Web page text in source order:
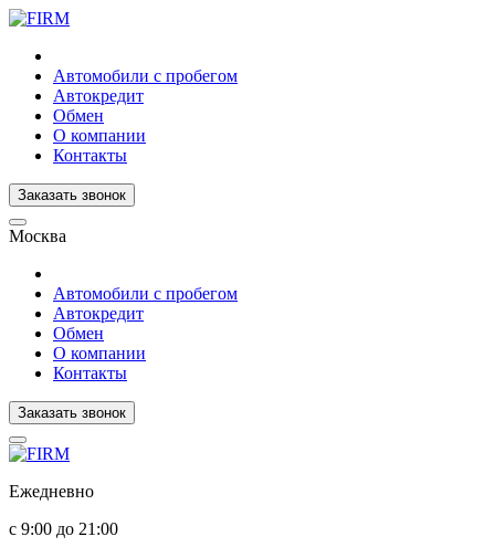
Автомобили с пробегом
Автокредит
Обмен
О компании
Контакты
Заказать звонок
Москва
Автомобили с пробегом
Автокредит
Обмен
О компании
Контакты
Заказать звонок
Ежедневно
с 9:00 до 21:00